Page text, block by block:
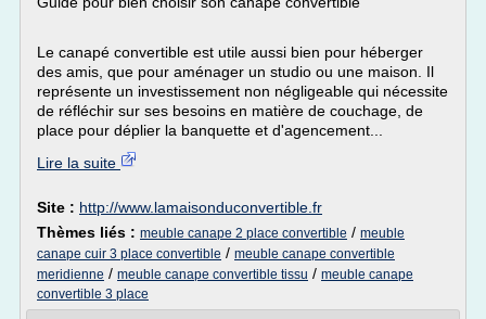
Le canapé convertible est utile aussi bien pour héberger
des amis, que pour aménager un studio ou une maison. Il
représente un investissement non négligeable qui nécessite
de réfléchir sur ses besoins en matière de couchage, de
place pour déplier la banquette et d'agencement...
Lire la suite
Site : http://www.lamaisonduconvertible.fr
Thèmes liés : meuble canape 2 place convertible / meuble
canape cuir 3 place convertible / meuble canape convertible
meridienne / meuble canape convertible tissu / meuble canape
convertible 3 place